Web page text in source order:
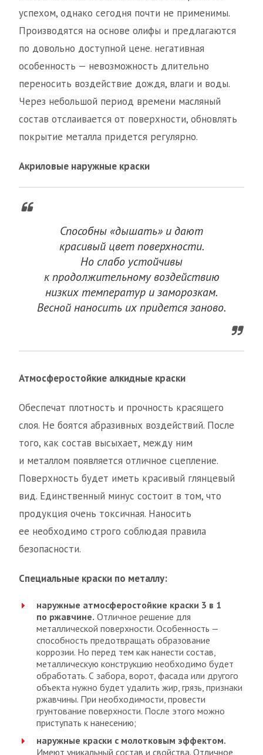
успехом, однако сегодня почти не применимы.
Производятся на основе олифы и предлагаются
по довольно доступной цене. негативная
особенность — невозможность длительно
переносить воздействие дождя, влаги и воды.
Через небольшой период времени масляный
состав отслаивается от поверхности, обновлять
покрытие металла придется регулярно.
Акриловые наружные краски
Способны «дышать» и дают
красивый цвет поверхности.
Но слабо устойчивы
к продолжительному воздействию
низких температур и заморозкам.
Весной наносить их придется заново.
Атмосферостойкие алкидные краски
Обеспечат плотность и прочность красящего
слоя. Не боятся абразивных воздействий. После
того, как состав высыхает, между ним
и металлом появляется отличное сцепление.
Поверхность будет иметь красивый глянцевый
вид. Единственный минус состоит в том, что
продукция очень токсичная. Наносить
ее необходимо строго соблюдая правила
безопасности.
Специальные краски по металлу:
наружные атмосферостойкие краски 3 в 1
по ржавчине. Отличное решение для
металлической поверхности. Особенность —
способность предотвращать образование
коррозии. Но перед тем как нанести состав,
металлическую конструкцию необходимо будет
обработать. С забора, ворот, фасада или другого
объекта нужно будет удалить жир, грязь, признаки
ржавчины. При необходимости, провести
грунтование поверхности. После этого можно
приступать к нанесению;
наружные краски с молотковым эффектом.
Имеют уникальный состав и свойства. Отличное